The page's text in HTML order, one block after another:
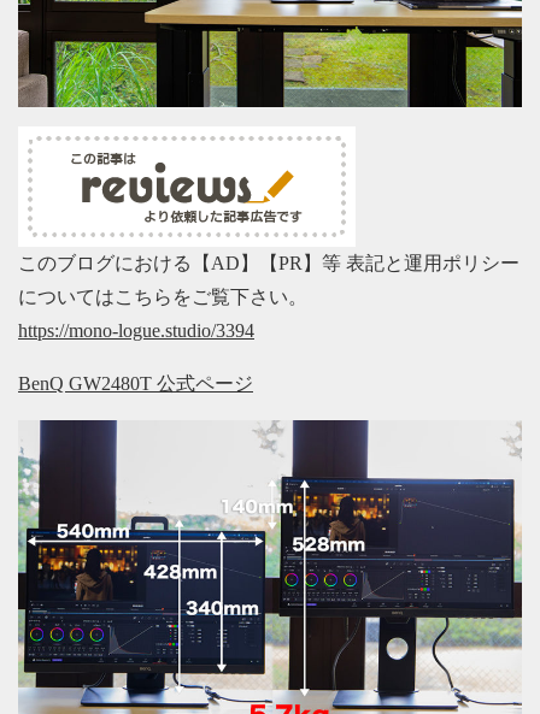
このブログにおける【AD】【PR】等 表記と運用ポリシー
についてはこちらをご覧下さい。
https://mono-logue.studio/3394
BenQ GW2480T 公式ページ